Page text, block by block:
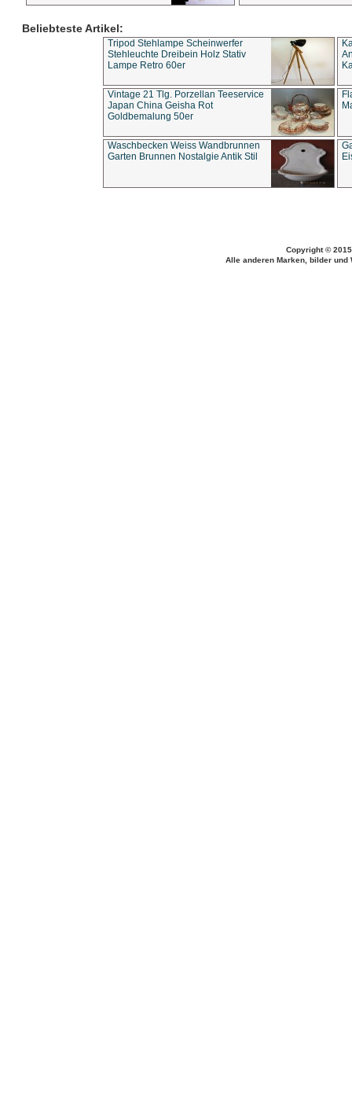
Beliebteste Artikel:
Tripod Stehlampe Scheinwerfer
Stehleuchte Dreibein Holz Stativ
Lampe Retro 60er
Vintage 21 Tlg. Porzellan Teeservice
Japan China Geisha Rot
Goldbemalung 50er
Waschbecken Weiss Wandbrunnen
Garten Brunnen Nostalgie Antik Stil
Copyright ©
Alle anderen Marken, bilder und